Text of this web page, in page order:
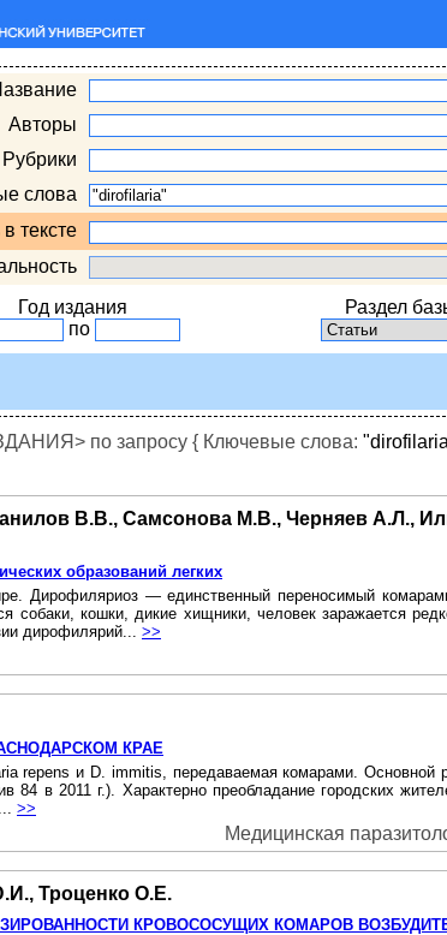
Авторы
Рубрики
слова
тексте
Год издания
Раздел
по
по запросу { Ключевые слова:
В.В., Самсонова М.В., Черняев А.Л.,
образований легких
Дирофиляриоз — единственный переносимый
собаки, кошки, дикие хищники, человек заражается
дирофилярий... >>
КРАЕ
repens и D. immitis, передаваемая комарами. Основной
84 в 2011 г.). Характерно преобладание городских
>>
Медицинская
Троценко О.Е.
КРОВОСОСУЩИХ КОМАРОВ